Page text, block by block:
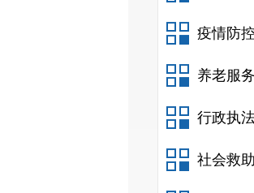
疫情防控
养老服务
行政执
社会救助